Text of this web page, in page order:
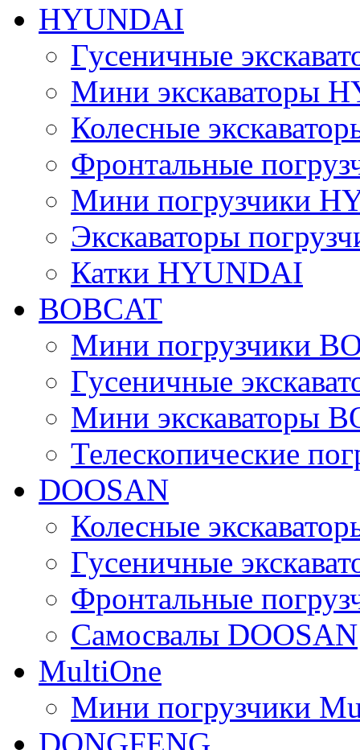
HYUNDAI
Гусеничные
Мини экскаваторы
Колесные
Фронтальные
Мини погрузчики
Экскаваторы
Катки HYUNDAI
BOBCAT
Мини погрузчики
Гусеничные
Мини экскаваторы
Телескопические
DOOSAN
Колесные
Гусеничные
Фронтальные
Самосвалы DOOSAN
MultiOne
Мини погрузчики
DONGFENG